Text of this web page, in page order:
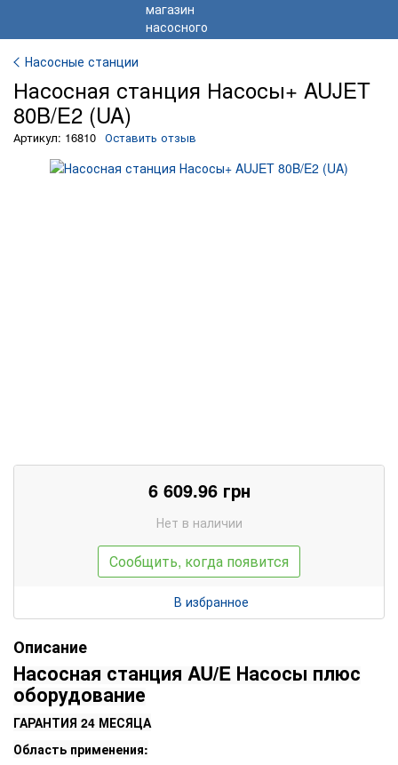
Насосные станции
Насосная станция Насосы+ AUJET
80B/E2 (UA)
Артикул: 16810 Оставить отзыв
6 609.96грн
Нет в наличии
Сообщить, когда появится
В избранное
Описание
Насосная станция AU/E Насосы плюс
оборудование
ГАРАНТИЯ 24 МЕСЯЦА
Область применения: